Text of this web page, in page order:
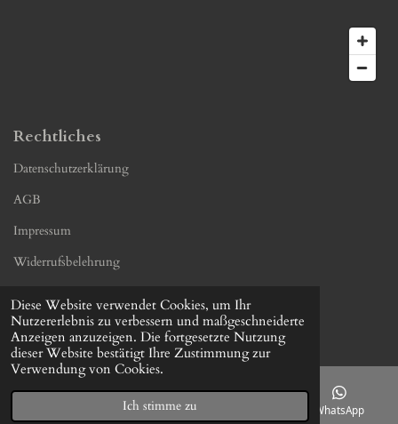
Diese Website verwendet Cookies, um Ihr
Nutzererlebnis zu verbessern und maßgeschneiderte
Anzeigen anzuzeigen. Die fortgesetzte Nutzung
dieser Website bestätigt Ihre Zustimmung zur
Verwendung von Cookies.
Ich stimme zu
Rechtliches
Datenschutzerklärung
AGB
Impressum
Widerrufsbelehrung
© 2023 - 2026 SMARTPLUS24
Mit Unterstützung von Webador
Telefon WhatsApp